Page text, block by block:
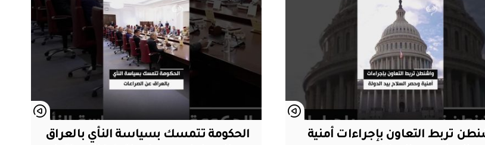
تربط التعاون بإجراءات أمنية
الحكومة تتمسك بسياسة النأي بالعراق